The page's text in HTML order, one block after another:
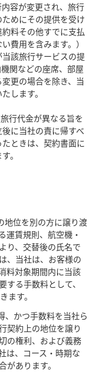
容が変更され、旅行
めにその提供を受け
料その他すでに支払
費用を含みます。）
該旅行サービスの提
関などの座席、部屋
更の場合を除き、当
します。
行代金が異なる旨を
に当社の責に帰すべ
ときは、契約書面に
。
地位を別の方に譲り渡
運賃規則、航空機・
り、交替後の氏名で
、当社は、お客様の
料対象期間内に当該
る手数料として、
ます。
、かつ手数料を当社ら
契約上の地位を譲り
の権利、および義務
は、コース・時期な
あります。